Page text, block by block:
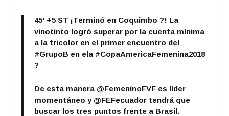
45' +5 ST ¡Terminó en Coquimbo ?! La
vinotinto logró superar por la cuenta mínima
a la tricolor en el primer encuentro del
#GrupoB en ela #CopaAmericaFemenina2018
?
De esta manera @FemeninoFVF es líder
momentáneo y @FEFecuador tendrá que
buscar los tres puntos frente a Brasil.